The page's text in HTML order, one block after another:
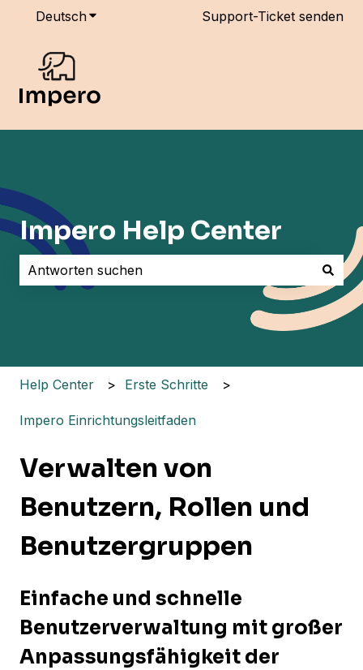
DeutschUntermenü für Übersetzungen anzeigen
Support-Ticket senden
Impero Help Center
Es gibt keine Vorschläge, da das Suchfeld leer ist.
Help Center Erste Schritte
Impero Einrichtungsleitfaden
Verwalten von
Benutzern, Rollen und
Benutzergruppen
Einfache und schnelle
Benutzerverwaltung mit großer
Anpassungsfähigkeit der